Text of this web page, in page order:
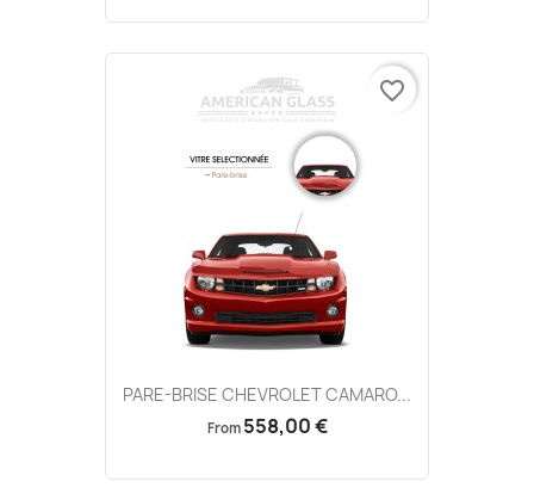
PARE-BRISE CHEVROLET CAMARO...
From 558,00 €
favorite_border